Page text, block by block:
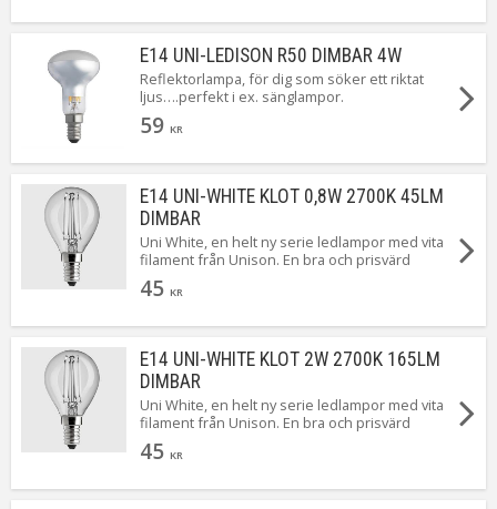
E14 UNI-LEDISON R50 DIMBAR 4W
Reflektorlampa, för dig som söker ett riktat
ljus….perfekt i ex. sänglampor.
59 KR
E14 UNI-WHITE KLOT 0,8W 2700K 45LM
DIMBAR
Uni White, en helt ny serie ledlampor med vita
filament från Unison. En bra och prisvärd
standard LED från Unison som dessutom är
dimbar.
45 KR
E14 UNI-WHITE KLOT 2W 2700K 165LM
DIMBAR
Uni White, en helt ny serie ledlampor med vita
filament från Unison. En bra och prisvärd
standard LED från Unison som dessutom är
dimbar.
45 KR